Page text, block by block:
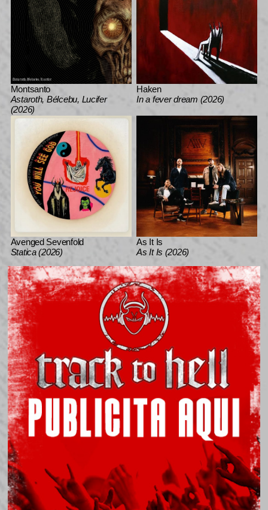
Montsanto
Astaroth, Bélcebu, Lucifer
(2026)
Haken
In a fever dream (2026)
Avenged Sevenfold
Statica (2026)
As It Is
As It Is (2026)